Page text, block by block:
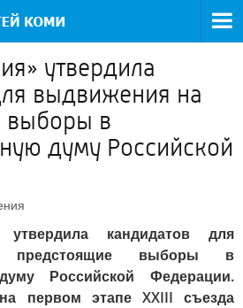
утвердила
выдвижения на
выборы в
думу Российской
кандидатов для
предстоящие выборы в
Российской Федерации.
первом этапе XXIII съезда